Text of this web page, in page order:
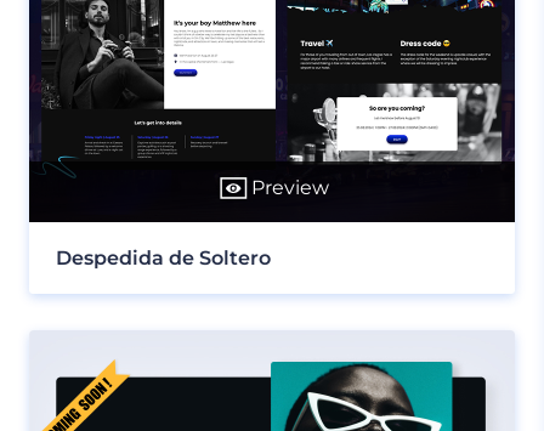
Preview
Despedida de Soltero